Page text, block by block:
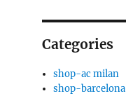
Categories
shop-ac milan
shop-barcelona